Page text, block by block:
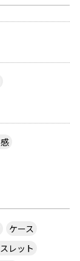
ケース
レット